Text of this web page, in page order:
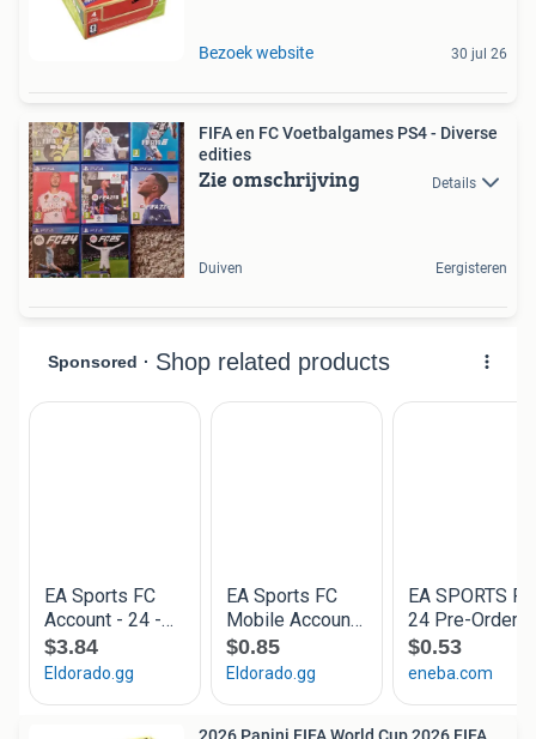
Bezoek website 30 jul 26
FIFA en FC Voetbalgames PS4 - Diverse
edities
Zie omschrijving Details
Duiven Eergisteren